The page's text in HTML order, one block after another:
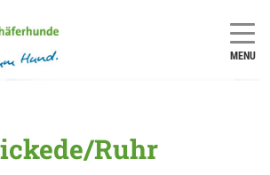
MENU
Ruhr